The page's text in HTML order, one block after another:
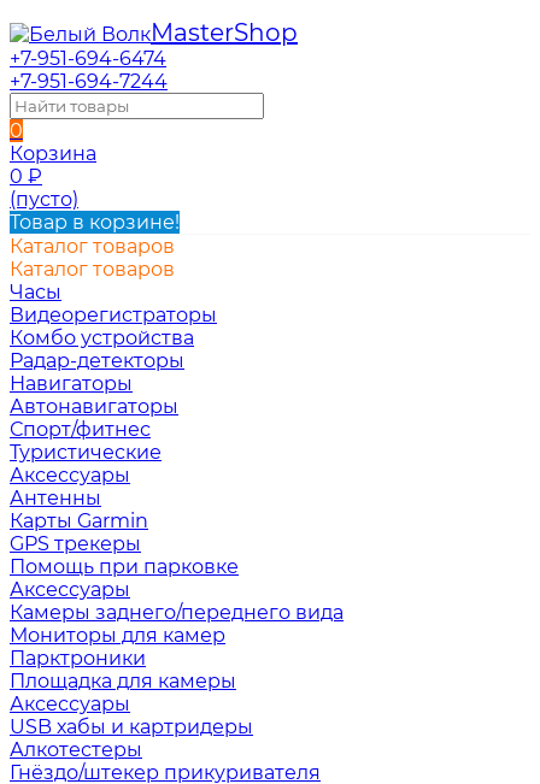
MasterShop
+7-951-694-6474
+7-951-694-7244
0
Корзина
0 ₽
(пусто)
Товар в корзине!
Каталог товаров
Каталог товаров
Часы
Видеорегистраторы
Комбо устройства
Радар-детекторы
Навигаторы
Автонавигаторы
Спорт/фитнес
Туристические
Аксессуары
Антенны
Карты Garmin
GPS трекеры
Помощь при парковке
Аксессуары
Камеры заднего/переднего вида
Мониторы для камер
Парктроники
Площадка для камеры
Аксессуары
USB хабы и картридеры
Алкотестеры
Гнёздо/штекер прикуривателя